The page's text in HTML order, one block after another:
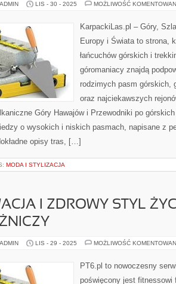
LIS - 30 - 2025 MOŻLIWOŚĆ
KarpackiLas.pl – Góry,
Europy i Świata to strona,
łańcuchów górskich i
góromaniacy znajdą
rodzimych pasm górskich,
oraz najciekawszych
Góry Hawajów i Przewodniki po
o wysokich i niskich pasmach, napisane z
opisy tras, […]
MODA I STYLIZACJA
I ZDROWY STYL
LIS - 29 - 2025 MOŻLIWOŚĆ
PT6.pl to nowoczesny
poświęcony jest fitnessowi